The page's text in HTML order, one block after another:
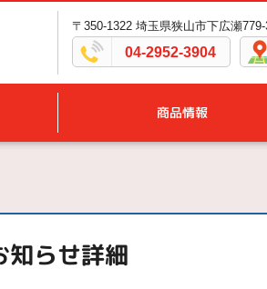
〒350-1322 埼玉県狭山市下広瀬
04-2952-3904
商品情報
知らせ詳細